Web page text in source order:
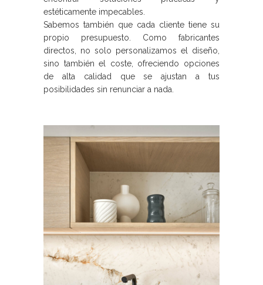
estéticamente impecables.
Sabemos también que cada cliente tiene su
propio presupuesto. Como fabricantes
directos, no solo personalizamos el diseño,
sino también el coste, ofreciendo opciones
de alta calidad que se ajustan a tus
posibilidades sin renunciar a nada.